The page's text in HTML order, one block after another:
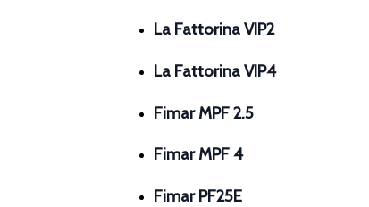
La Fattorina VIP2
La Fattorina VIP4
Fimar MPF 2.5
Fimar MPF 4
Fimar PF25E